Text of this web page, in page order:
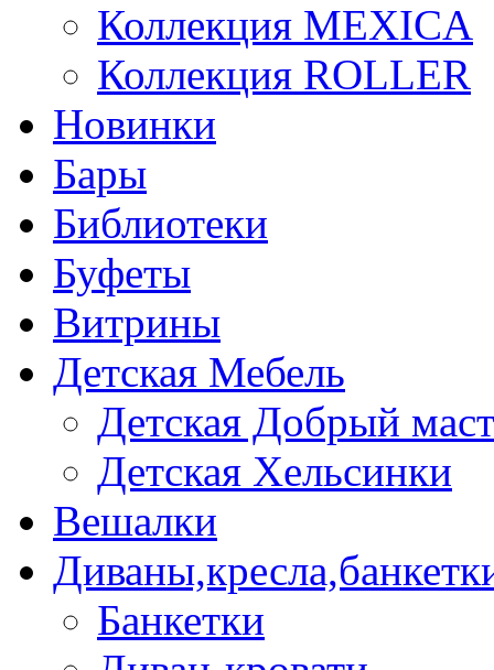
Коллекция MEXICA
Коллекция ROLLER
Новинки
Бары
Библиотеки
Буфеты
Витрины
Детская Мебель
Детская Добрый
Детская Хельсинки
Вешалки
Банкетки